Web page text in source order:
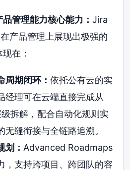
管理能力核心能力：Jira
产品管理上展现出极强的
在：
周期闭环： 依托公有云的实
经理可在云端直接完成从
拆解，配合自动化规则实
缝衔接与全链路追溯。
划： Advanced Roadmaps
，支持跨项目、跨团队的容